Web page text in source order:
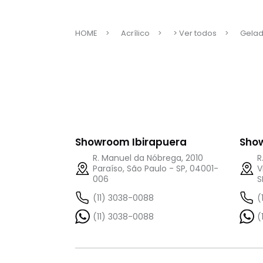
HOME Acrílico > Ver todos
Showroom Ibirapuera
R. Manuel da Nóbrega, 2010
Paraíso, São Paulo - SP, 04001-
006
(11) 3038-0088
(11) 3038-0088